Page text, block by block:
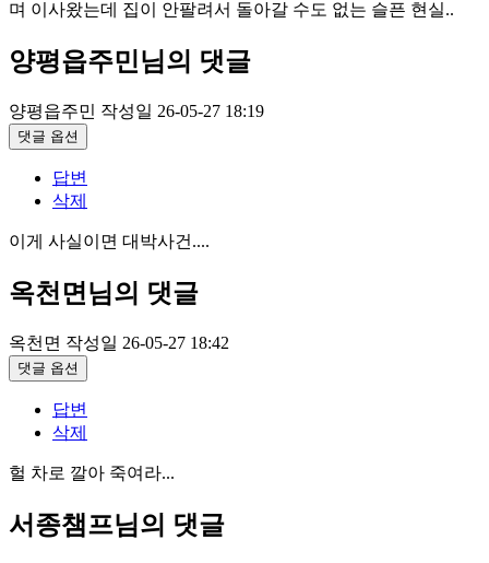
며 이사왔는데 집이 안팔려서 돌아갈 수도 없는 슬픈 현실..
양평읍주민님의 댓글
양평읍주민 작성일 26-05-27 18:19
댓글 옵션
답변
삭제
이게 사실이면 대박사건....
옥천면님의 댓글
옥천면 작성일 26-05-27 18:42
댓글 옵션
답변
삭제
헐 차로 깔아 죽여라...
서종챔프님의 댓글